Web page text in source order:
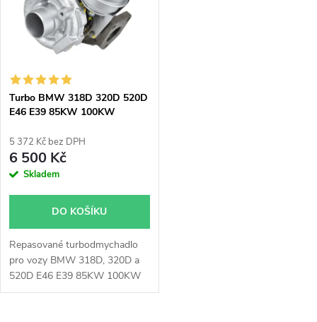
í
p
r
o
u
k
Abecedně
p
s
p
r
o
d
u
k
Turbo BMW 318D 320D 520D
E46 E39 85KW 100KW
5 372 Kč bez DPH
6 500 Kč
Skladem
DO KOŠÍKU
Repasované turbodmychadlo
pro vozy BMW 318D, 320D a
520D E46 E39 85KW 100KW
Garrett 700447